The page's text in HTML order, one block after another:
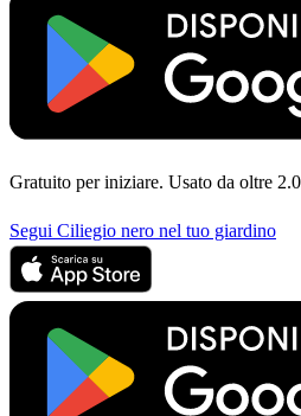
Gratuito per iniziare. Usato da oltre
Segui Ciliegio nero nel tuo giardino